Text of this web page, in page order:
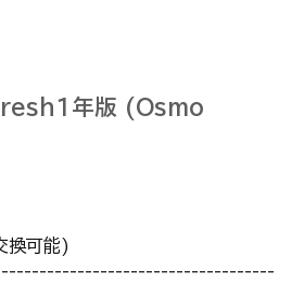
年版 (Osmo
換可能)